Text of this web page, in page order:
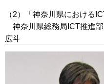
（2）「神奈川県における
神奈川県総務局ICT推進
広斗